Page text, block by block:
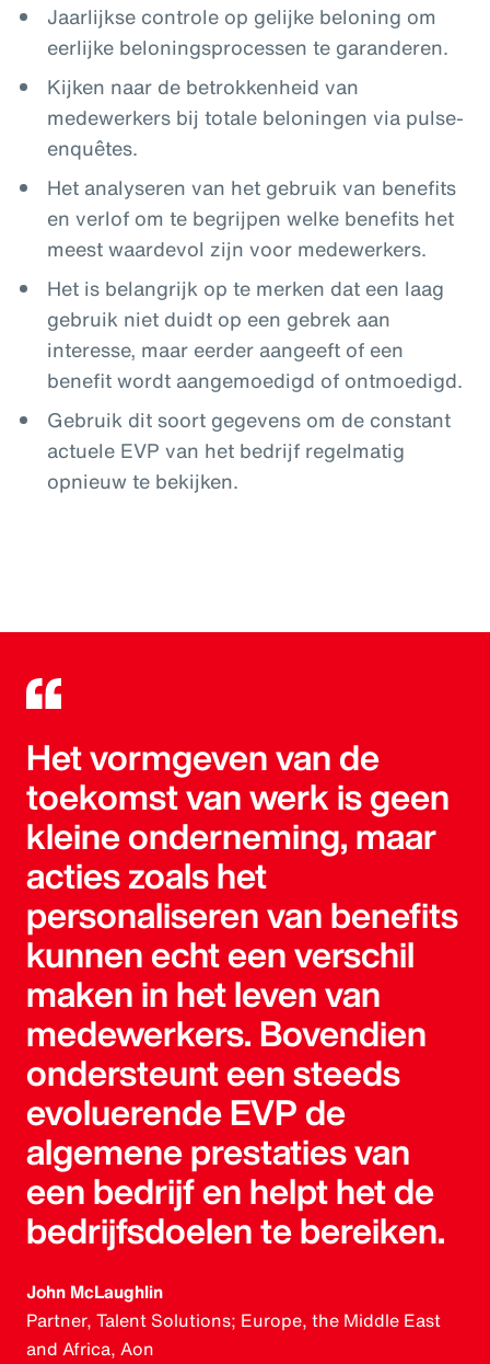
Jaarlijkse controle op gelijke beloning om
eerlijke beloningsprocessen te garanderen.
Kijken naar de betrokkenheid van
medewerkers bij totale beloningen via pulse-
enquêtes.
Het analyseren van het gebruik van benefits
en verlof om te begrijpen welke benefits het
meest waardevol zijn voor medewerkers.
Het is belangrijk op te merken dat een laag
gebruik niet duidt op een gebrek aan
interesse, maar eerder aangeeft of een
benefit wordt aangemoedigd of ontmoedigd.
Gebruik dit soort gegevens om de constant
actuele EVP van het bedrijf regelmatig
opnieuw te bekijken.
Het vormgeven van de
toekomst van werk is geen
kleine onderneming, maar
acties zoals het
personaliseren van benefits
kunnen echt een verschil
maken in het leven van
medewerkers. Bovendien
ondersteunt een steeds
evoluerende EVP de
algemene prestaties van
een bedrijf en helpt het de
bedrijfsdoelen te bereiken.
John McLaughlin
Partner, Talent Solutions; Europe, the Middle East
and Africa, Aon